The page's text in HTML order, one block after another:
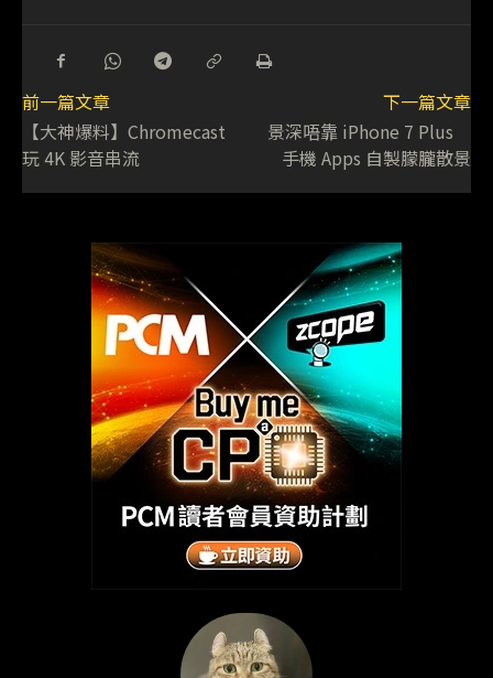
前一篇文章
【大神爆料】Chromecast
玩 4K 影音串流
下一篇文章
景深唔靠 iPhone 7 Plus
手機 Apps 自製朦朧散景